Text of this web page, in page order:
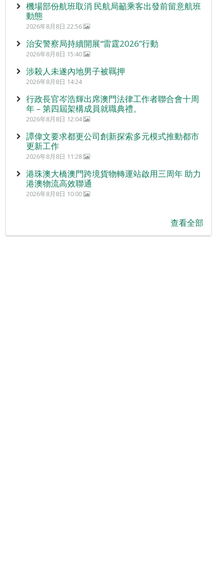
機場部份航班取消 民航局籲乘客出發前留意航班
動態
2026年8月8日 22:56
治安警察局持續開展“雷霆2026”行動
2026年8月8日 15:40
涉殺人未遂內地男子被羈押
2026年8月8日 14:24
行政長官岑浩輝出席澳門法律工作者聯合會十周
年 – 第四屆架構成員就職典禮。
2026年8月8日 12:04
譚偉文要求都更公司創新探索多元模式推動都市
更新工作
2026年8月8日 11:28
港珠澳大橋澳門跨境貨物轉運站啟用三周年 助力
港澳物流高效聯通
2026年8月8日 10:00
查看全部